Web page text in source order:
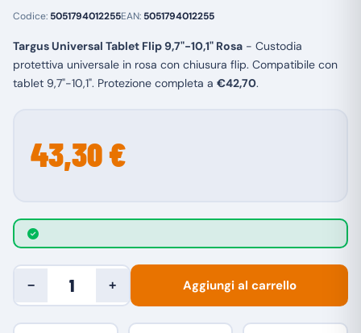
Codice: 5051794012255EAN: 5051794012255
Targus Universal Tablet Flip 9,7"-10,1" Rosa - Custodia
protettiva universale in rosa con chiusura flip. Compatibile con
tablet 9,7"-10,1". Protezione completa a €42,70.
43,30 €
− + Aggiungi al carrello